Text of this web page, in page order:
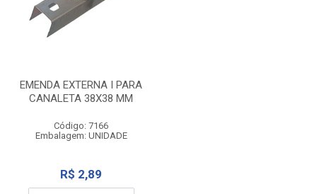
EMENDA EXTERNA I PARA
CANALETA 38X38 MM
Código: 7166
Embalagem: UNIDADE
R$ 2,89